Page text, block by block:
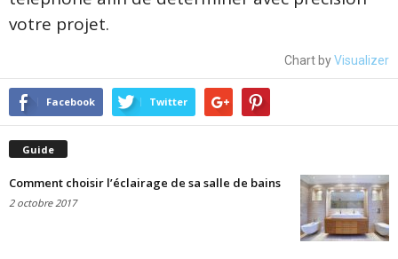
votre projet.
Chart byVisualizer
Facebook Twitter
Guide
Comment choisir l’éclairage de sa salle de bains
2 octobre 2017